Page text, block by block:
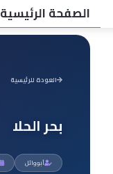
الصفحة الرئيسية
العودة للرئيسية
بحر الحلا
أبووائل